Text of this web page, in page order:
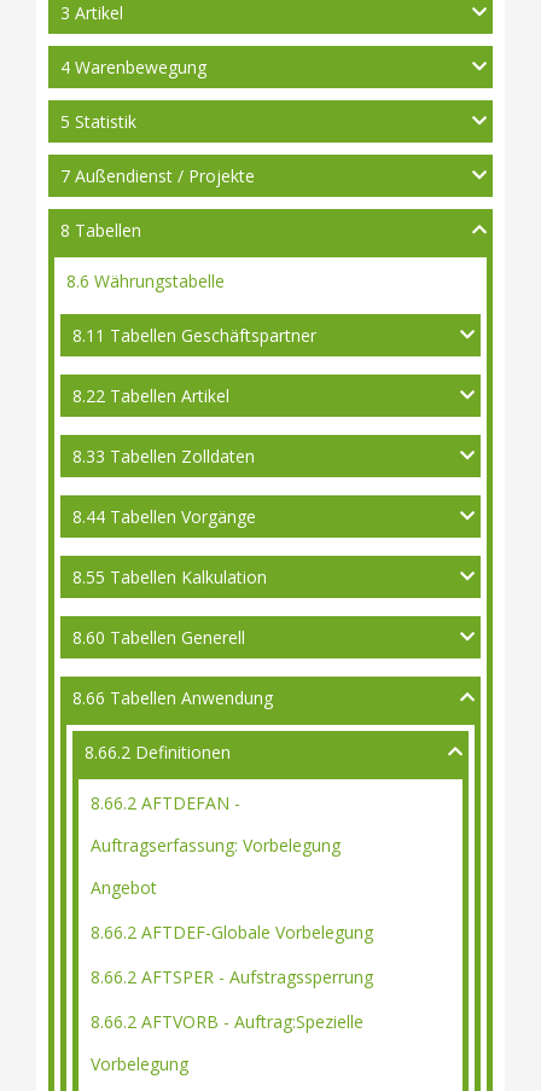
3 Artikel
4 Warenbewegung
5 Statistik
7 Außendienst / Projekte
8 Tabellen
8.6 Währungstabelle
8.11 Tabellen Geschäftspartner
8.22 Tabellen Artikel
8.33 Tabellen Zolldaten
8.44 Tabellen Vorgänge
8.55 Tabellen Kalkulation
8.60 Tabellen Generell
8.66 Tabellen Anwendung
8.66.2 Definitionen
8.66.2 AFTDEFAN -
Auftragserfassung: Vorbelegung
Angebot
8.66.2 AFTDEF-Globale Vorbelegung
8.66.2 AFTSPER - Aufstragssperrung
8.66.2 AFTVORB - Auftrag:Spezielle
Vorbelegung